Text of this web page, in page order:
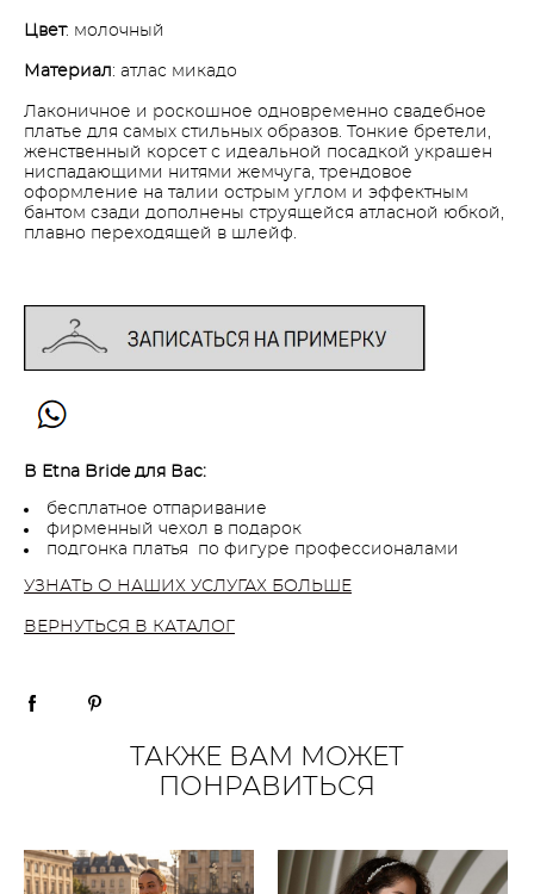
Цвет: молочный
Материал: атлас микадо
Лаконичное и роскошное одновременно свадебное
платье для самых стильных образов. Тонкие бретели,
женственный корсет с идеальной посадкой украшен
ниспадающими нитями жемчуга, трендовое
оформление на талии острым углом и эффектным
бантом сзади дополнены струящейся атласной юбкой,
плавно переходящей в шлейф.
В Etna Bride для Вас:
бесплатное отпаривание
фирменный чехол в подарок
подгонка платья по фигуре профессионалами
УЗНАТЬ О НАШИХ УСЛУГАХ БОЛЬШЕ
ВЕРНУТЬСЯ В КАТАЛОГ
ТАКЖЕ ВАМ МОЖЕТ
ПОНРАВИТЬСЯ